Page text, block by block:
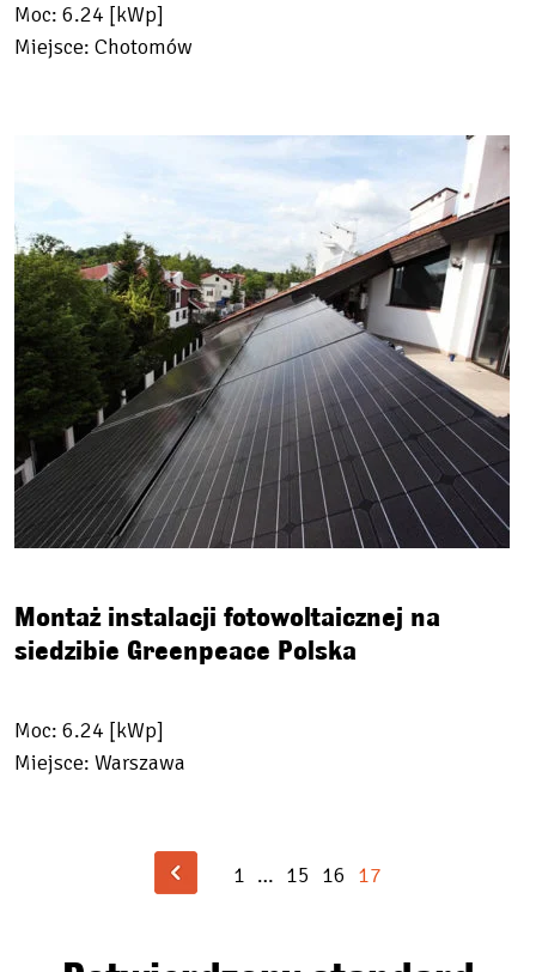
Moc: 6.24 [kWp]
Miejsce: Chotomów
Montaż instalacji fotowoltaicznej na
siedzibie Greenpeace Polska
Moc: 6.24 [kWp]
Miejsce: Warszawa
1 … 15 16 17